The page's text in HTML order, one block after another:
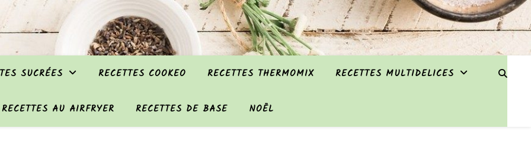
SUCRÉES RECETTES COOKEO RECETTES THERMOMIX RECETTES MULTIDELICES
RECETTES AU AIRFRYER RECETTES DE BASE NOËL